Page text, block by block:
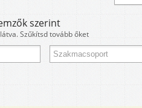
szerint
Szűkítsd tovább őket